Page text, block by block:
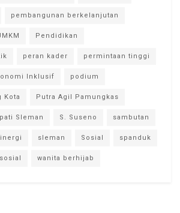
pembangunan berkelanjutan
Pendidikan
peran kader permintaan tinggi
Inklusif podium
Kota Putra Agil Pamungkas
Sleman S. Suseno sambutan
sleman Sosial spanduk
wanita berhijab